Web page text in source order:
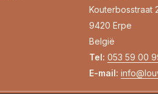
Kouterbosstraat
9420 Erpe
België
Tel: 053 59 00
E-mail: